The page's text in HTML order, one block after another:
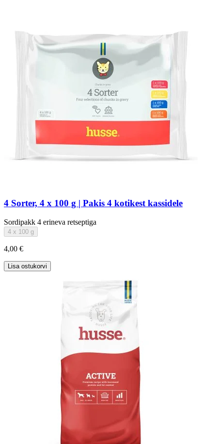
4 Sorter, 4 x 100 g | Pakis 4 kotikest kassidele
Sordipakk 4 erineva retseptiga
4 x 100 g
4,00 €
Lisa ostukorvi